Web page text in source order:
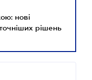
нові
рішень